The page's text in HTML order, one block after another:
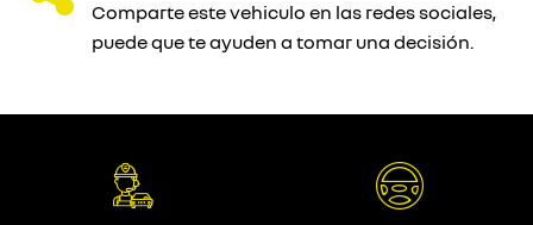
Comparte este vehiculo en las redes sociales,
puede que te ayuden a tomar una decisión.